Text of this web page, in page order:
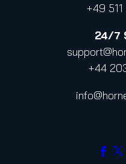
+49
24/7
+44